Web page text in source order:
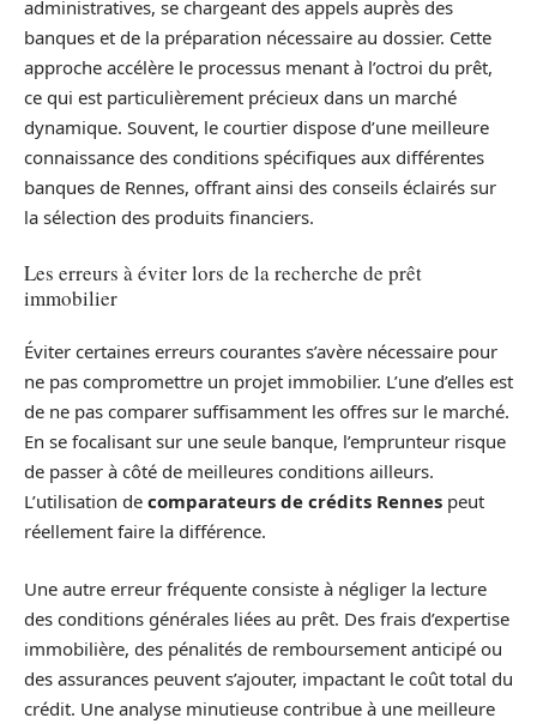
administratives, se chargeant des appels auprès des
banques et de la préparation nécessaire au dossier. Cette
approche accélère le processus menant à l’octroi du prêt,
ce qui est particulièrement précieux dans un marché
dynamique. Souvent, le courtier dispose d’une meilleure
connaissance des conditions spécifiques aux différentes
banques de Rennes, offrant ainsi des conseils éclairés sur
la sélection des produits financiers.
Les erreurs à éviter lors de la recherche de prêt
immobilier
Éviter certaines erreurs courantes s’avère nécessaire pour
ne pas compromettre un projet immobilier. L’une d’elles est
de ne pas comparer suffisamment les offres sur le marché.
En se focalisant sur une seule banque, l’emprunteur risque
de passer à côté de meilleures conditions ailleurs.
L’utilisation de comparateurs de crédits Rennes peut
réellement faire la différence.
Une autre erreur fréquente consiste à négliger la lecture
des conditions générales liées au prêt. Des frais d’expertise
immobilière, des pénalités de remboursement anticipé ou
des assurances peuvent s’ajouter, impactant le coût total du
crédit. Une analyse minutieuse contribue à une meilleure